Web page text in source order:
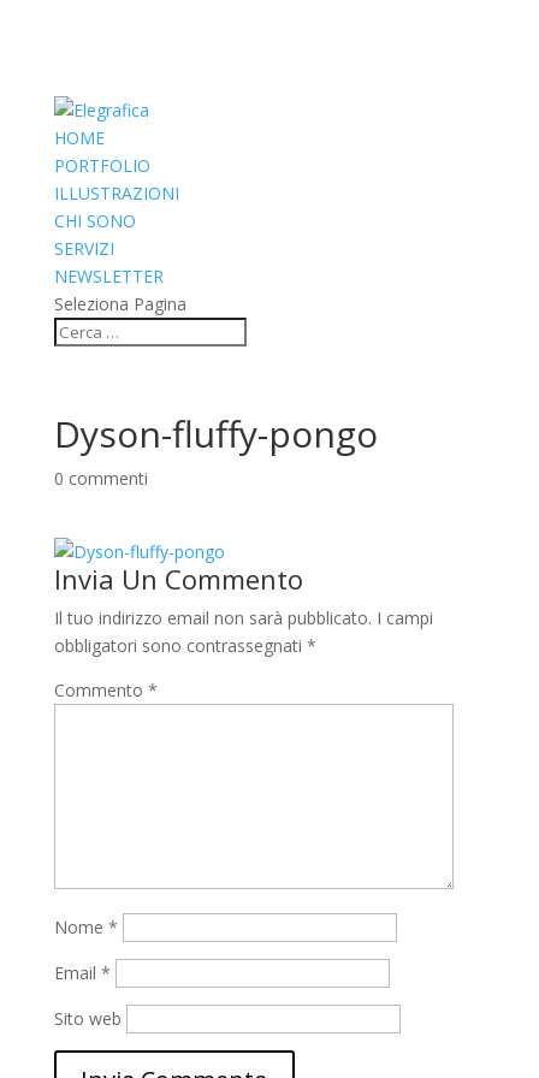
HOME
PORTFOLIO
ILLUSTRAZIONI
CHI SONO
SERVIZI
NEWSLETTER
Seleziona Pagina
Dyson-fluffy-pongo
0 commenti
Invia Un Commento
Il tuo indirizzo email non sarà pubblicato. I campi
obbligatori sono contrassegnati *
Commento *
Nome *
Email *
Sito web